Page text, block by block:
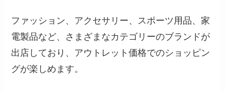
ファッション、アクセサリー、スポーツ用品、家
電製品など、さまざまなカテゴリーのブランドが
出店しており、アウトレット価格でのショッピン
グが楽しめます。